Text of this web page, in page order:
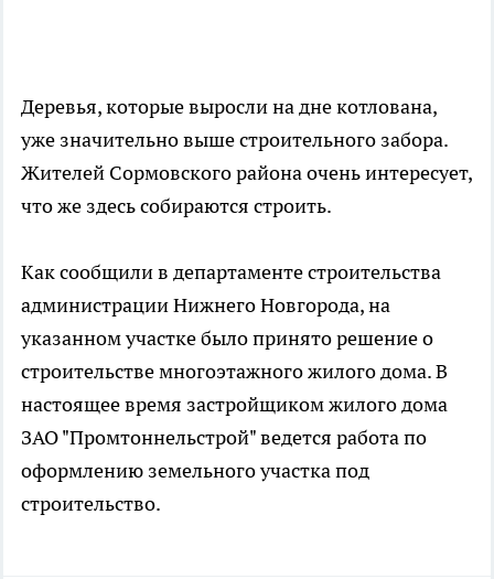
Деревья, которые выросли на дне котлована,
уже значительно выше строительного забора.
Жителей Сормовского района очень интересует,
что же здесь собираются строить.
Как сообщили в департаменте строительства
администрации Нижнего Новгорода, на
указанном участке было принято решение о
строительстве многоэтажного жилого дома. В
настоящее время застройщиком жилого дома
ЗАО "Промтоннельстрой" ведется работа по
оформлению земельного участка под
строительство.